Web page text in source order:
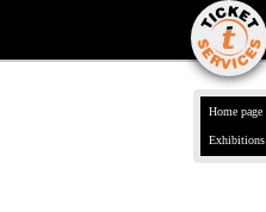
Home page
Exhibitions